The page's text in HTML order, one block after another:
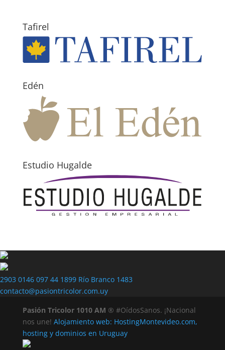
Tafirel
Edén
Estudio Hugalde
2903 0146 097 44 1899 Río Branco 1483
contacto@pasiontricolor.com.uy
Pasión Tricolor 1010 AM ® #OídosSanos. ¡Nacional
nos une! Alojamiento web: HostingMontevideo.com,
hosting y dominios en Uruguay